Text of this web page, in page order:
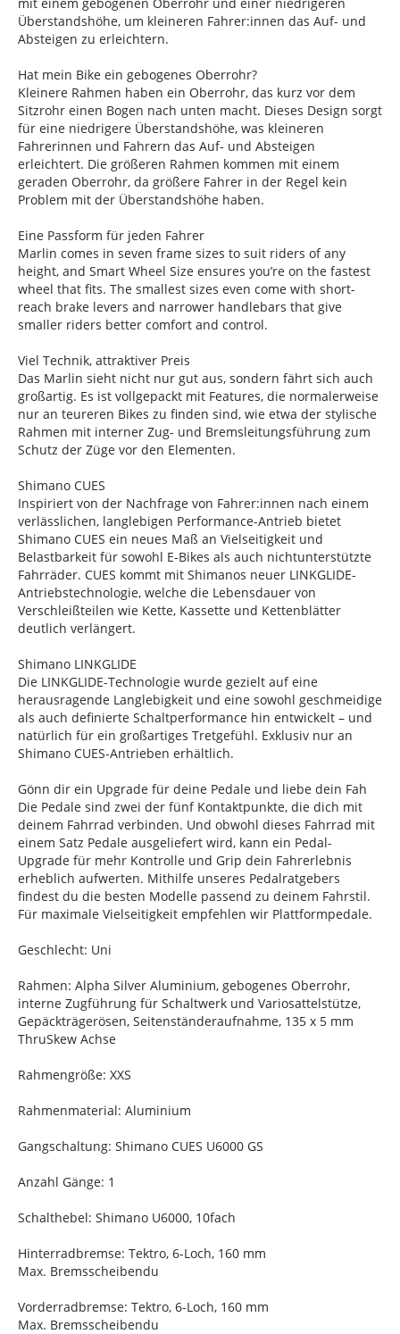
Überstandshöhe, um kleineren Fahrer:innen das Auf- und
Absteigen zu erleichtern.
Hat mein Bike ein gebogenes Oberrohr?
Kleinere Rahmen haben ein Oberrohr, das kurz vor dem
Sitzrohr einen Bogen nach unten macht. Dieses Design sorgt
für eine niedrigere Überstandshöhe, was kleineren
Fahrerinnen und Fahrern das Auf- und Absteigen
erleichtert. Die größeren Rahmen kommen mit einem
geraden Oberrohr, da größere Fahrer in der Regel kein
Problem mit der Überstandshöhe haben.
Eine Passform für jeden Fahrer
Marlin comes in seven frame sizes to suit riders of any
height, and Smart Wheel Size ensures you’re on the fastest
wheel that fits. The smallest sizes even come with short-
reach brake levers and narrower handlebars that give
smaller riders better comfort and control.
Viel Technik, attraktiver Preis
Das Marlin sieht nicht nur gut aus, sondern fährt sich auch
großartig. Es ist vollgepackt mit Features, die normalerweise
nur an teureren Bikes zu finden sind, wie etwa der stylische
Rahmen mit interner Zug- und Bremsleitungsführung zum
Schutz der Züge vor den Elementen.
Shimano CUES
Inspiriert von der Nachfrage von Fahrer:innen nach einem
verlässlichen, langlebigen Performance-Antrieb bietet
Shimano CUES ein neues Maß an Vielseitigkeit und
Belastbarkeit für sowohl E-Bikes als auch nichtunterstützte
Fahrräder. CUES kommt mit Shimanos neuer LINKGLIDE-
Antriebstechnologie, welche die Lebensdauer von
Verschleißteilen wie Kette, Kassette und Kettenblätter
deutlich verlängert.
Shimano LINKGLIDE
Die LINKGLIDE-Technologie wurde gezielt auf eine
herausragende Langlebigkeit und eine sowohl geschmeidige
als auch definierte Schaltperformance hin entwickelt – und
natürlich für ein großartiges Tretgefühl. Exklusiv nur an
Shimano CUES-Antrieben erhältlich.
Gönn dir ein Upgrade für deine Pedale und liebe dein Fah
Die Pedale sind zwei der fünf Kontaktpunkte, die dich mit
deinem Fahrrad verbinden. Und obwohl dieses Fahrrad mit
einem Satz Pedale ausgeliefert wird, kann ein Pedal-
Upgrade für mehr Kontrolle und Grip dein Fahrerlebnis
erheblich aufwerten. Mithilfe unseres Pedalratgebers
findest du die besten Modelle passend zu deinem Fahrstil.
Für maximale Vielseitigkeit empfehlen wir Plattformpedale.
Geschlecht: Uni
Rahmen: Alpha Silver Aluminium, gebogenes Oberrohr,
interne Zugführung für Schaltwerk und Variosattelstütze,
Gepäckträgerösen, Seitenständeraufnahme, 135 x 5 mm
ThruSkew Achse
Rahmengröße: XXS
Rahmenmaterial: Aluminium
Gangschaltung: Shimano CUES U6000 GS
Anzahl Gänge: 1
Schalthebel: Shimano U6000, 10fach
Hinterradbremse: Tektro, 6-Loch, 160 mm
Max. Bremsscheibendu
Vorderradbremse: Tektro, 6-Loch, 160 mm
Max. Bremsscheibendu